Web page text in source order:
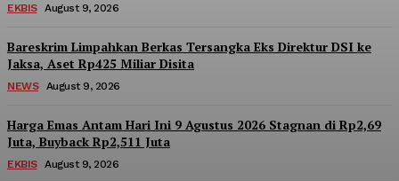
EKBIS August 9, 2026
Bareskrim Limpahkan Berkas Tersangka Eks Direktur DSI ke
Jaksa, Aset Rp425 Miliar Disita
NEWS August 9, 2026
Harga Emas Antam Hari Ini 9 Agustus 2026 Stagnan di Rp2,69
Juta, Buyback Rp2,511 Juta
EKBIS August 9, 2026